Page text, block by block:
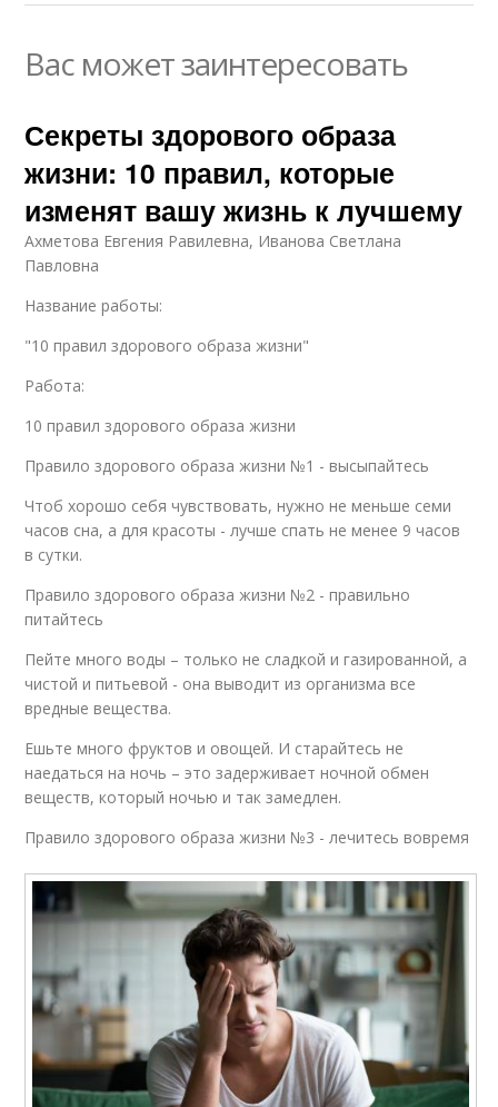
Вас может заинтересовать
Секреты здорового образа
жизни: 10 правил, которые
изменят вашу жизнь к лучшему
Ахметова Евгения Равилевна, Иванова Светлана
Павловна
Название работы:
"10 правил здорового образа жизни"
Работа:
10 правил здорового образа жизни
Правило здорового образа жизни №1 - высыпайтесь
Чтоб хорошо себя чувствовать, нужно не меньше семи
часов сна, а для красоты - лучше спать не менее 9 часов
в сутки.
Правило здорового образа жизни №2 - правильно
питайтесь
Пейте много воды – только не сладкой и газированной, а
чистой и питьевой - она выводит из организма все
вредные вещества.
Ешьте много фруктов и овощей. И старайтесь не
наедаться на ночь – это задерживает ночной обмен
веществ, который ночью и так замедлен.
Правило здорового образа жизни №3 - лечитесь вовремя